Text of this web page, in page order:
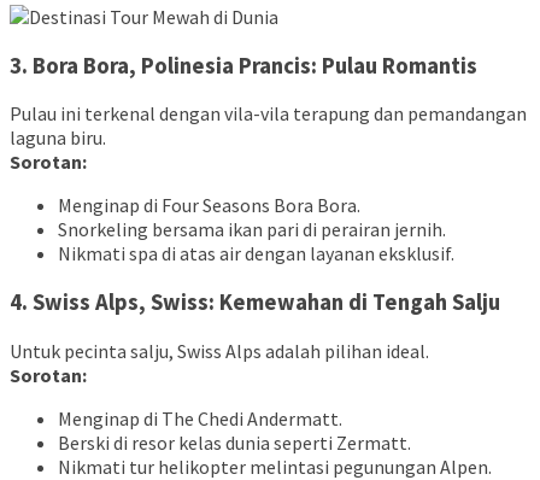
3. Bora Bora, Polinesia Prancis: Pulau Romantis
Pulau ini terkenal dengan vila-vila terapung dan pemandangan
laguna biru.
Sorotan:
Menginap di Four Seasons Bora Bora.
Snorkeling bersama ikan pari di perairan jernih.
Nikmati spa di atas air dengan layanan eksklusif.
4. Swiss Alps, Swiss: Kemewahan di Tengah Salju
Untuk pecinta salju, Swiss Alps adalah pilihan ideal.
Sorotan:
Menginap di The Chedi Andermatt.
Berski di resor kelas dunia seperti Zermatt.
Nikmati tur helikopter melintasi pegunungan Alpen.